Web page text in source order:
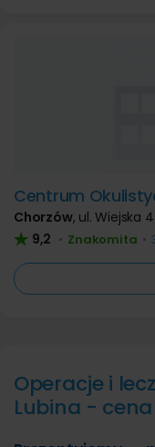
Centrum
Chorzów, ul. Wiejska 4
9,2 • Znakomita •
Operacje i
Lubina - cena